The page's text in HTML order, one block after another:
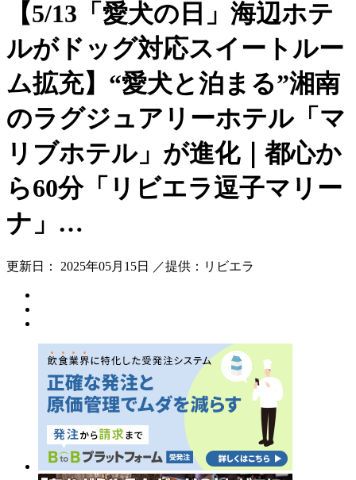
【5/13「愛犬の日」海辺ホテ
ルがドッグ対応スイートルー
ム拡充】“愛犬と泊まる”湘南
のラグジュアリーホテル「マ
リブホテル」が進化｜都心か
ら60分「リビエラ逗子マリー
ナ」…
更新日： 2025年05月15日 ／提供：リビエラ